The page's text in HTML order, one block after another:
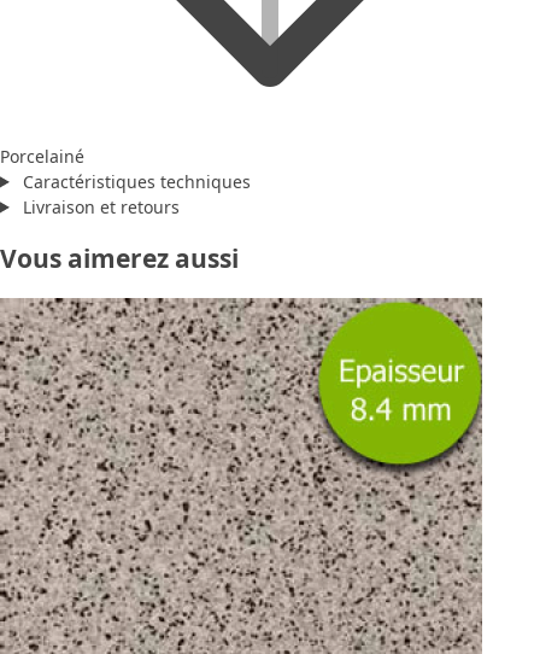
Porcelainé
Caractéristiques techniques
Livraison et retours
Vous aimerez aussi